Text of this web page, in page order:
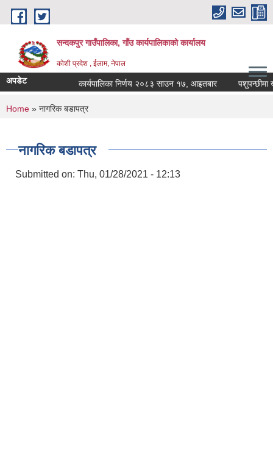
Skip to main content
सन्दकपुर गाउँपालिका, गाँउ कार्यपालिकाको कार्यालय
कोशी प्रदेश , ईलाम, नेपाल
अपडेट कार्यपालिका निर्णय २०८३ साउन १७, आइतबार पशुपन्छीमा
You are here
Home » नागरिक बडापत्र
नागरिक बडापत्र
Submitted on: Thu, 01/28/2021 - 12:13